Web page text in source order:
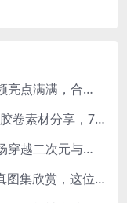
蠢沫沫最新作品汇总：套图及视频亮点满满，合集一次看够
yeonwoo李妍雨写真作品合集及胶卷素材分享，7套牛奶胶卷完整版高清图片
少女秩序小鱼小恩图集欣赏，一场穿越二次元与现实的视觉盛宴
yeonwoo李妍雨高清cosplay写真图集欣赏，这位女神太美了